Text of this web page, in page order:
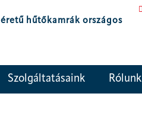
hűtőkamrák országos
Szolgáltatásaink Rólunk